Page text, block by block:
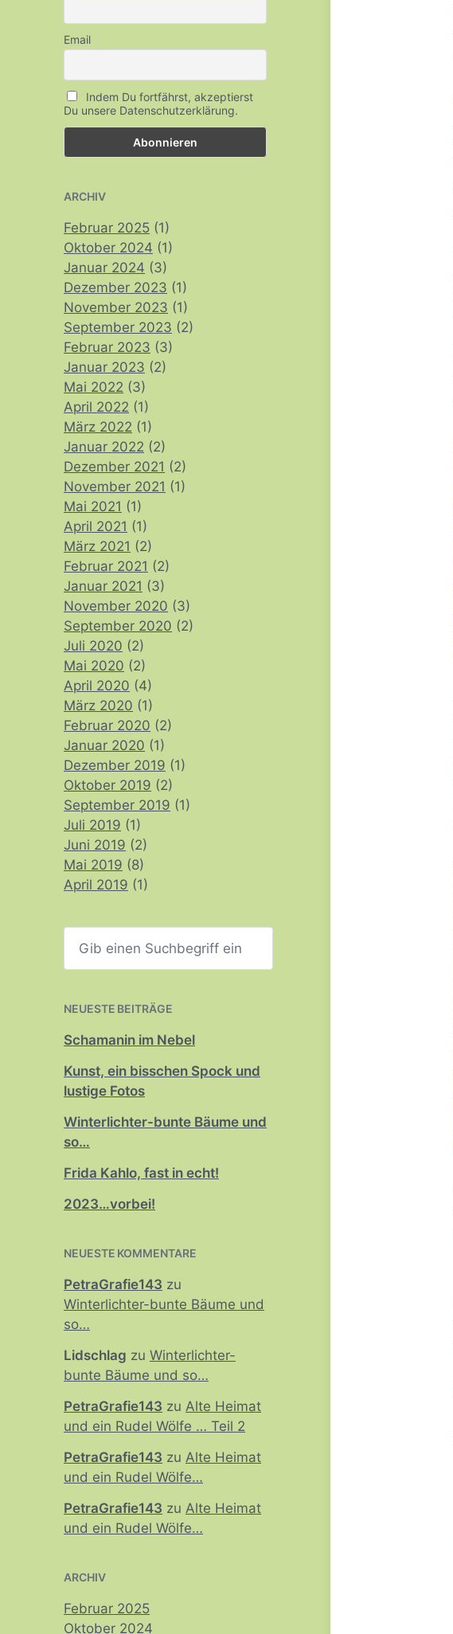
Email
Indem Du fortfährst, akzeptierst
Du unsere Datenschutzerklärung.
ARCHIV
Februar 2025 (1)
Oktober 2024 (1)
Januar 2024 (3)
Dezember 2023 (1)
November 2023 (1)
September 2023 (2)
Februar 2023 (3)
Januar 2023 (2)
Mai 2022 (3)
April 2022 (1)
März 2022 (1)
Januar 2022 (2)
Dezember 2021 (2)
November 2021 (1)
Mai 2021 (1)
April 2021 (1)
März 2021 (2)
Februar 2021 (2)
Januar 2021 (3)
November 2020 (3)
September 2020 (2)
Juli 2020 (2)
Mai 2020 (2)
April 2020 (4)
März 2020 (1)
Februar 2020 (2)
Januar 2020 (1)
Dezember 2019 (1)
Oktober 2019 (2)
September 2019 (1)
Juli 2019 (1)
Juni 2019 (2)
Mai 2019 (8)
April 2019 (1)
S
n
NEUESTE BEITRÄGE
Schamanin im Nebel
Kunst, ein bisschen Spock und
lustige Fotos
Winterlichter-bunte Bäume und
so…
Frida Kahlo, fast in echt!
2023…vorbei!
NEUESTE KOMMENTARE
PetraGrafie143 zu
Winterlichter-bunte Bäume und
so…
Lidschlag zu Winterlichter-
bunte Bäume und so…
PetraGrafie143 zu Alte Heimat
und ein Rudel Wölfe … Teil 2
PetraGrafie143 zu Alte Heimat
und ein Rudel Wölfe…
PetraGrafie143 zu Alte Heimat
und ein Rudel Wölfe…
ARCHIV
Februar 2025
Oktober 2024